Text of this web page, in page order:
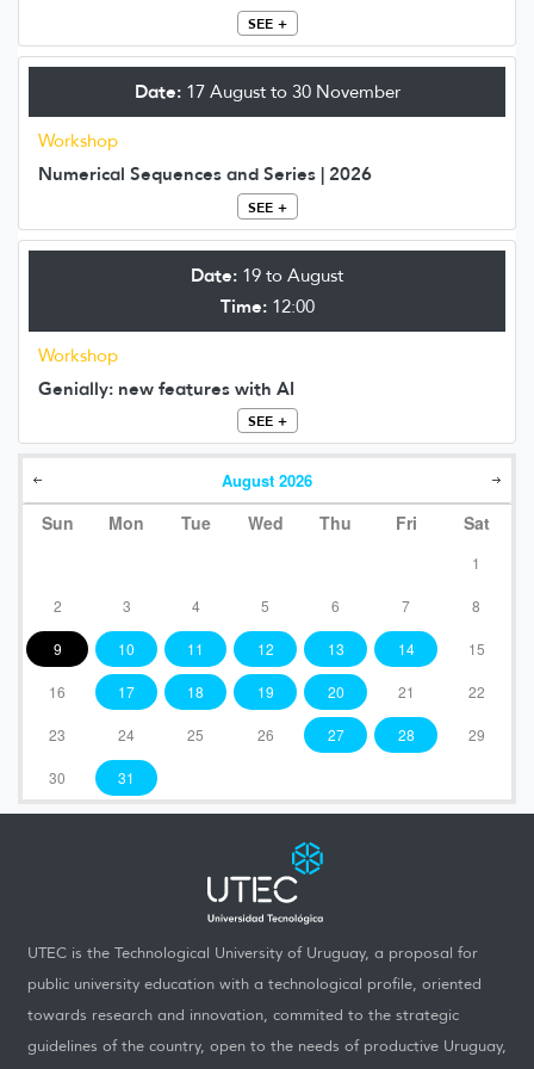
SEE +
Date:17 August to 30 November
Workshop
Numerical Sequences and Series | 2026
SEE +
Date: 19 to August
Time:12:00
Workshop
Genially: new features with AI
SEE +
August 2026
Sun Mon Tue Wed Thu Fri Sat
1
2 3 4 5 6 7 8
9 10 11 12 13 14 15
16 17 18 19 20 21 22
23 24 25 26 27 28 29
30 31
UTEC is the Technological University of Uruguay, a proposal for
public university education with a technological profile, oriented
towards research and innovation, commited to the strategic
guidelines of the country, open to the needs of productive Uruguay,